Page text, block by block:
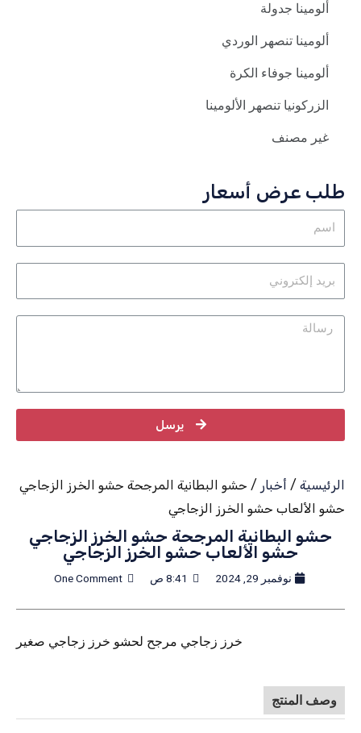
ألومينا جدولة
ألومينا تنصهر الوردي
ألومينا جوفاء الكرة
الزركونيا تنصهر الألومينا
غير مصنف
طلب عرض أسعار
يرسل
الرئيسية / أخبار / حشو البطانية المرجحة حشو الخرز الزجاجي
حشو الألعاب حشو الخرز الزجاجي
حشو البطانية المرجحة حشو الخرز الزجاجي
حشو الألعاب حشو الخرز الزجاجي
نوفمبر 29, 2024 8:41 ص One Comment
خرز زجاجي مرجح لحشو خرز زجاجي صغير
وصف المنتج